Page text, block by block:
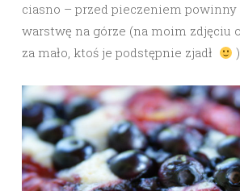
ciasno – przed pieczeniem
warstwę na górze (na moim zdjęciu
za mało, ktoś je podstępnie zjadł